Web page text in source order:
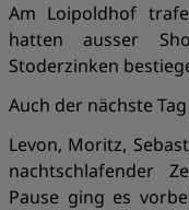
Am Loipoldhof
hatten ausser
Stoderzinken
Auch der nächste
Levon, Moritz,
nachtschlafender
Pause ging es